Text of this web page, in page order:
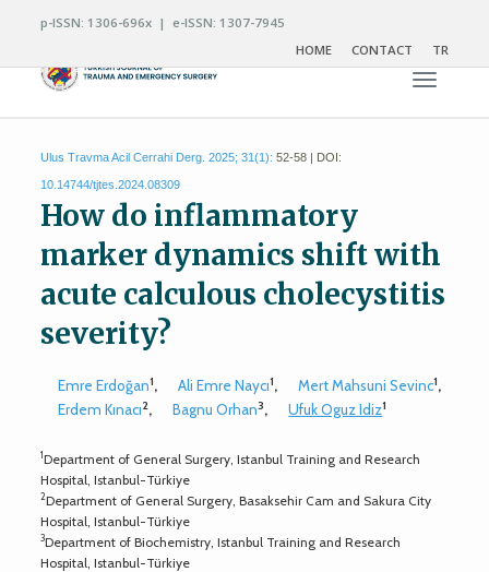
p-ISSN: 1306-696x | e-ISSN: 1307-7945
HOME
CONTACT TR
Toggle
Ulus Travma Acil Cerrahi Derg. 2025; 31(1): 52-58 | DOI:
10.14744/tjtes.2024.08309
How do inflammatory
marker dynamics shift with
acute calculous cholecystitis
severity?
Emre Erdoğan1, Ali Emre Naycı1, Mert Mahsuni Sevinc1,
Erdem Kınacı2, Bagnu Orhan3, Ufuk Oguz Idiz1
1Department of General Surgery, Istanbul Training and Research
Hospital, Istanbul-Türkiye
2Department of General Surgery, Basaksehir Cam and Sakura City
Hospital, Istanbul-Türkiye
3Department of Biochemistry, Istanbul Training and Research
Hospital, Istanbul-Türkiye